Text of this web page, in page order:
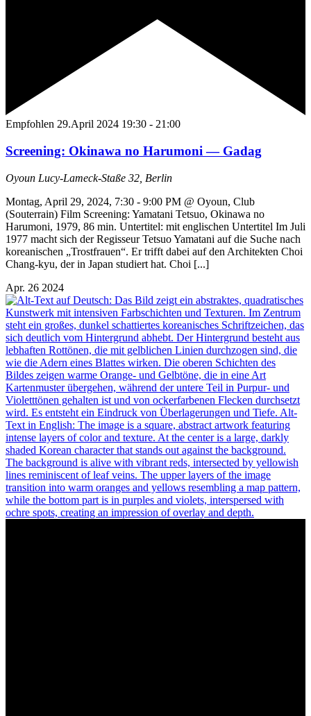
Empfohlen 29.April 2024 19:30 - 21:00
Screening: Okinawa no Harumoni — Gadag
Oyoun Lucy-Lameck-Staße 32, Berlin
Montag, April 29, 2024, 7:30 - 9:00 PM @ Oyoun, Club
(Souterrain) Film Screening: Yamatani Tetsuo, Okinawa no
Harumoni, 1979, 86 min. Untertitel: mit englischen Untertitel Im Juli
1977 macht sich der Regisseur Tetsuo Yamatani auf die Suche nach
koreanischen „Trostfrauen“. Er trifft dabei auf den Architekten Choi
Chang-kyu, der in Japan studiert hat. Choi [...]
Apr. 26 2024